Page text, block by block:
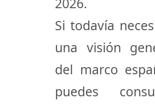
Si todavía
una visión
del marco
puedes